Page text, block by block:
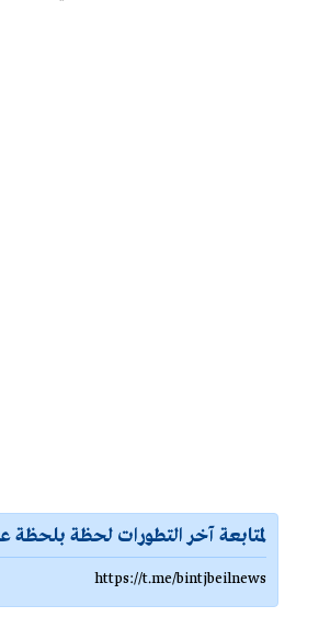
لمتابعة آخر التطورات لحظة بلحظة
https://t.me/bintjbeilnews